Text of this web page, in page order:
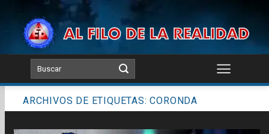
content
ARCHIVOS DE ETIQUETAS:CORONDA